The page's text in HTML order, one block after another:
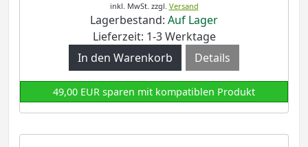
inkl. MwSt. zzgl. Versand
Lagerbestand: Auf Lager
Lieferzeit: 1-3 Werktage
Details
49,00 EUR sparen mit kompatiblen Produkt